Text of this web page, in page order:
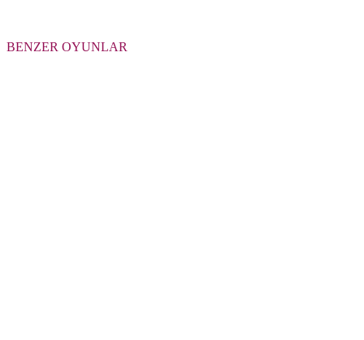
BENZER OYUNLAR